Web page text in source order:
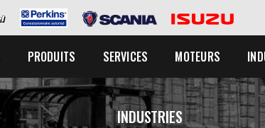
PRODUITS SERVICES MOTEURS
INDUSTRIES